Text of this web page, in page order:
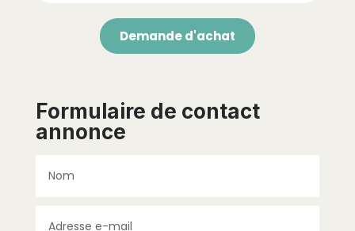
Demande d'achat
Formulaire de contact
annonce